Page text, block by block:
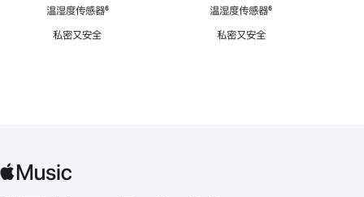
温湿度传感器脚
⁶
私密又安全
温湿度传感器脚
⁶
私密又安全